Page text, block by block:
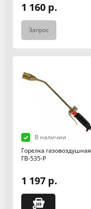
1 160 р.
Запрос
В наличии
Горелка газовоздушная
ГВ-535-Р
1 197 р.